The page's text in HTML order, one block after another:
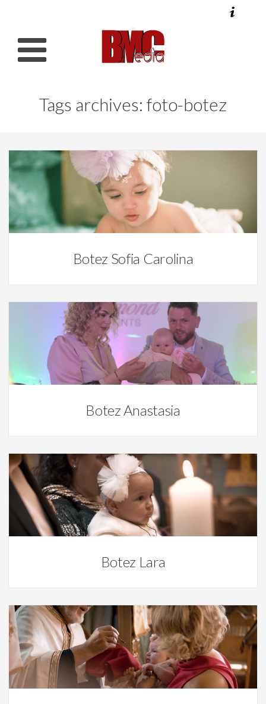
Tags archives: foto-botez
Video
Botez Sofia Carolina
Video
Botez Anastasia
Botez Lara
Video